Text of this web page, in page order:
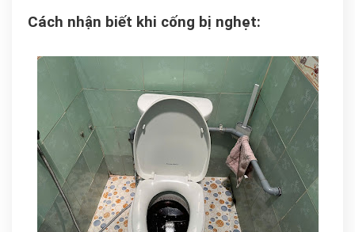
Cách nhận biết khi cống bị nghẹt: